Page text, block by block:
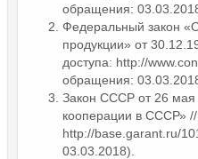
обращения:
Федеральный закон
продукции» от
доступа: http://
обращения:
Закон СССР от 26
кооперации в СССР»
http://base.garant.ru/
03.03.2018).